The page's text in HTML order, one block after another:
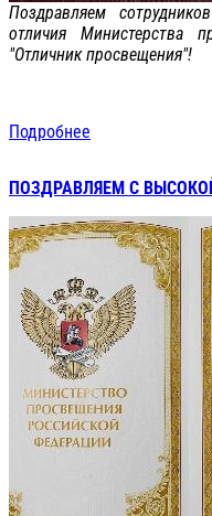
Поздравляем
отличия Министерства
"Отличник просвещения"!
Подробнее
ПОЗДРАВЛЯЕМ С